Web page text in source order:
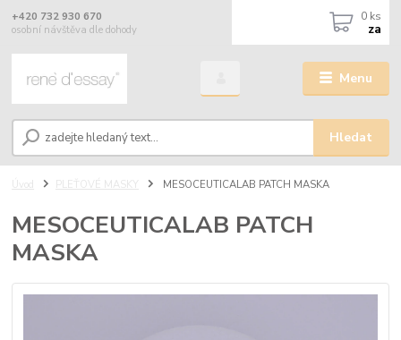
Menu
Hledat
+420 732 930 670
osobní návštěva dle dohody
0 ks
za
Úvod PLEŤOVÉ MASKY MESOCEUTICALAB PATCH MASKA
MESOCEUTICALAB PATCH
MASKA